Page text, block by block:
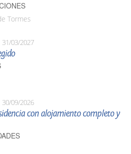
Tormes
31/03/2027
30/09/2026
con alojamiento completo y